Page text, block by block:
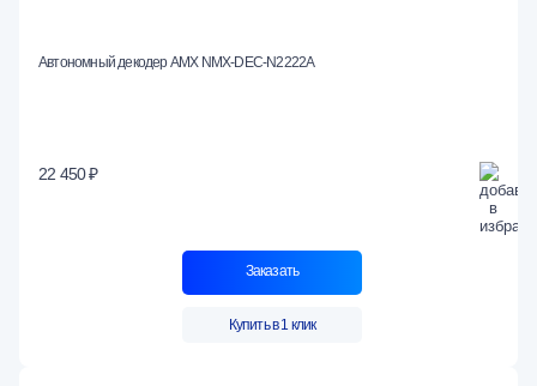
Автономный декодер AMX NMX-DEC-N2222A
22 450 ₽
Заказать
Купить в 1 клик